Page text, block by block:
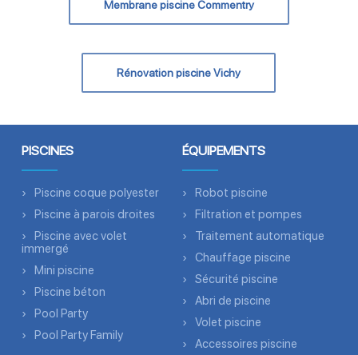
Membrane piscine Commentry
Rénovation piscine Vichy
PISCINES
Piscine coque polyester
Piscine à parois droites
Piscine avec volet
immergé
Mini piscine
Piscine béton
Pool Party
Pool Party Family
ÉQUIPEMENTS
Robot piscine
Filtration et pompes
Traitement automatique
Chauffage piscine
Sécurité piscine
Abri de piscine
Volet piscine
Accessoires piscine